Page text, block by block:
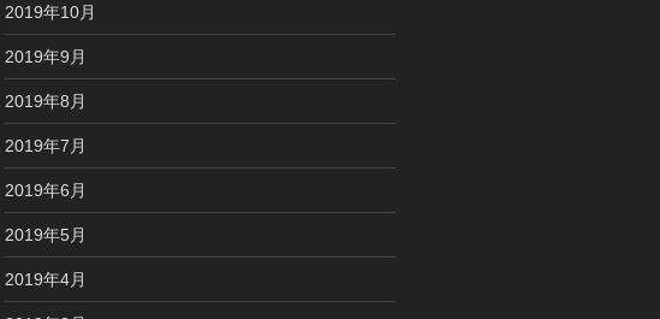
2019年10月
2019年9月
2019年8月
2019年7月
2019年6月
2019年5月
2019年4月